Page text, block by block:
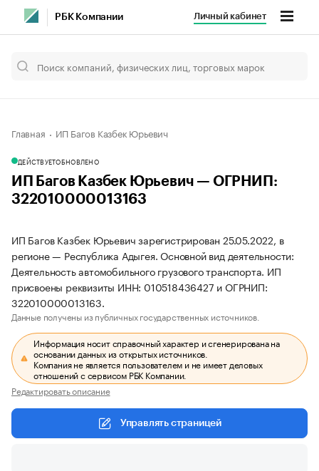
РБК Компании Личный кабинет
Главная ИП Багов Казбек Юрьевич
ДЕЙСТВУЕТОБНОВЛЕНО
ИП Багов Казбек Юрьевич — ОГРНИП:
322010000013163
ИП Багов Казбек Юрьевич зарегистрирован 25.05.2022, в
регионе — Республика Адыгея. Основной вид деятельности:
Деятельность автомобильного грузового транспорта. ИП
присвоены реквизиты ИНН: 010518436427 и ОГРНИП:
322010000013163.
Данные получены из публичных государственных источников.
Информация носит справочный характер и сгенерирована на
основании данных из открытых источников.
Компания не является пользователем и не имеет деловых
отношений с сервисом РБК Компании.
Редактировать описание
Управлять страницей